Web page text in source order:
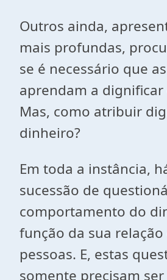
Outros ainda,
mais profundas,
se é necessário que
aprendam a
Mas, como atribuir
dinheiro?
Em toda a instância,
sucessão de
comportamento do
função da sua relação
pessoas. E, estas
somente precisam